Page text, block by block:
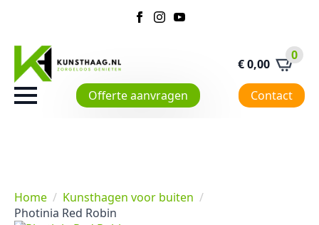
€0,00
0
Offerte aanvragen Contact
Home
Kunsthagen voor buiten
Photinia Red Robin